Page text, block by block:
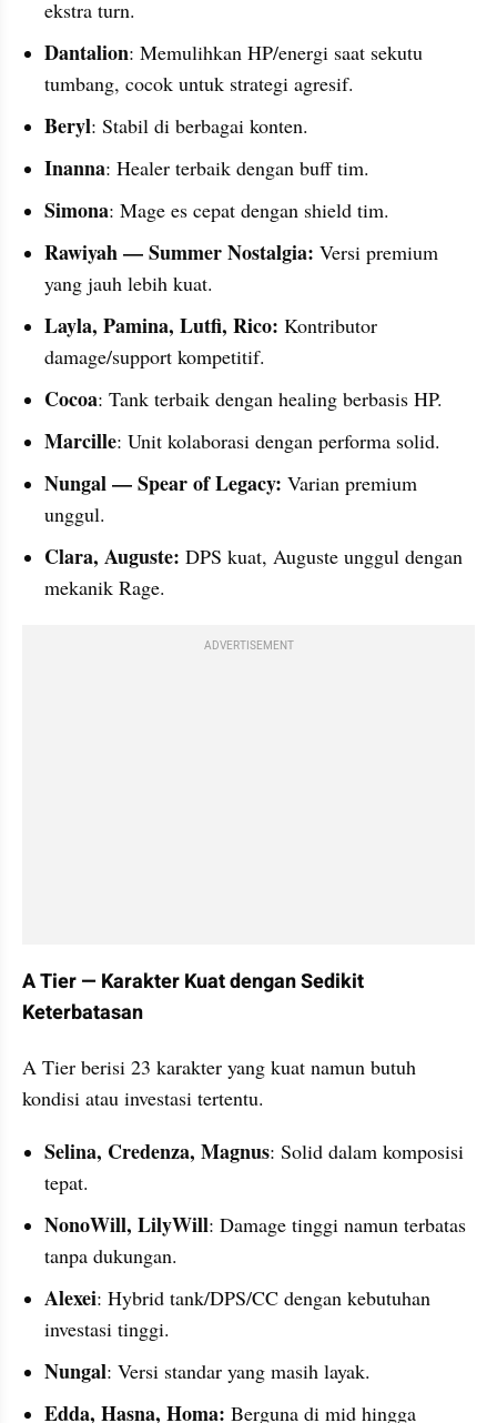
ekstra turn.
Dantalion: Memulihkan HP/energi saat sekutu
tumbang, cocok untuk strategi agresif.
Beryl: Stabil di berbagai konten.
Inanna: Healer terbaik dengan buff tim.
Simona: Mage es cepat dengan shield tim.
Rawiyah — Summer Nostalgia: Versi premium
yang jauh lebih kuat.
Layla, Pamina, Lutfi, Rico: Kontributor
damage/support kompetitif.
Cocoa: Tank terbaik dengan healing berbasis HP.
Marcille: Unit kolaborasi dengan performa solid.
Nungal — Spear of Legacy: Varian premium
unggul.
Clara, Auguste: DPS kuat, Auguste unggul dengan
mekanik Rage.
ADVERTISEMENT
A Tier — Karakter Kuat dengan Sedikit
Keterbatasan
A Tier berisi 23 karakter yang kuat namun butuh
kondisi atau investasi tertentu.
Selina, Credenza, Magnus: Solid dalam komposisi
tepat.
NonoWill, LilyWill: Damage tinggi namun terbatas
tanpa dukungan.
Alexei: Hybrid tank/DPS/CC dengan kebutuhan
investasi tinggi.
Nungal: Versi standar yang masih layak.
Edda, Hasna, Homa: Berguna di mid hingga